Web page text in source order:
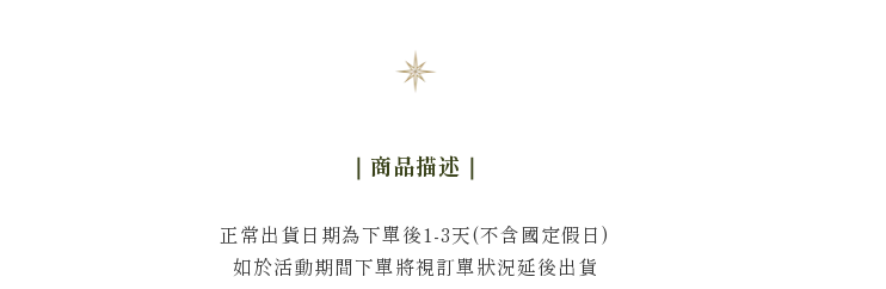
｜商品描述 ｜
正常出貨日期為下單後1-3天(不含國定假日)
如於活動期間下單將視訂單狀況延後出貨